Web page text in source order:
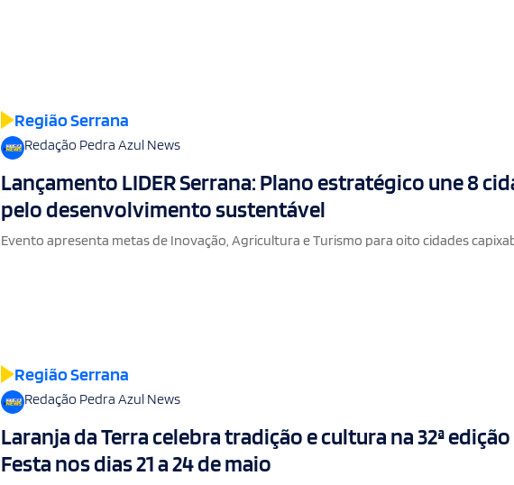
Região Serrana
Redação Pedra Azul News
Lançamento LIDER Serrana: Plano estratégico une 8
pelo desenvolvimento sustentável
Evento apresenta metas de Inovação, Agricultura e Turismo para oito cidades
Região Serrana
Redação Pedra Azul News
Laranja da Terra celebra tradição e cultura na 32ª
Festa nos dias 21 a 24 de maio